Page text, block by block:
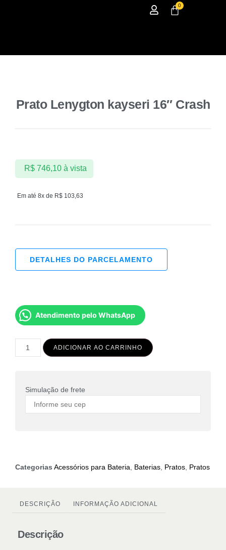
0
Prato Lenygton kayseri 16″ Crash
Em até 8x de R$ 103,63
R$746,10 à vista
DETALHES DO PARCELAMENTO
Atendimento pelo WhatsApp
ADICIONAR AO CARRINHO
Simulação de frete
Categorias Acessórios para Bateria Baterias Pratos Pratos
DESCRIÇÃO INFORMAÇÃO ADICIONAL
Descrição